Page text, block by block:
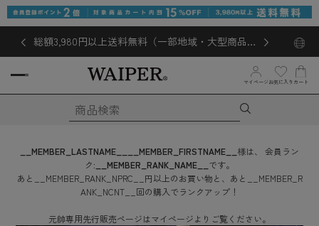
総額3,980円以上送料無料（一部地域・大型商品対
マイページ お気に入り カート
__MEMBER_LASTNAME__ __MEMBER_FIRSTNAME__ 様は、
会員ラン
ク: __MEMBER_RANK_NAME__ です。
あと
__MEMBER_RANK_NPRC__ 円以上のお買い物と、あと
__MEMBER_R
ANK_NCNT__ 回の購入でランクアップ！
元帥専用先行販売ページはマイページよりご覧ください。